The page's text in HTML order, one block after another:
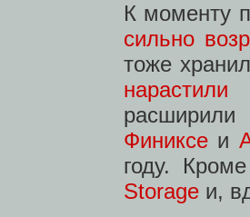
К моменту
сильно
тоже
расширили
Финиксе и
году.
Storage и,